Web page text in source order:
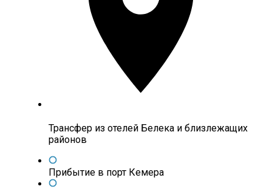
Трансфер из отелей Белека и близлежащих
районов
Прибытие в порт Кемера